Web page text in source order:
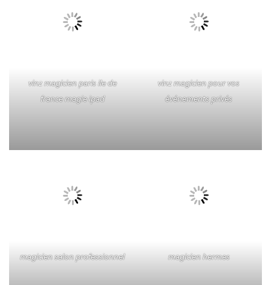
vinz magicien paris ile de
france magie ipad
vinz magicien pour vos
événements privés
magicien salon professionnel magicien hermes